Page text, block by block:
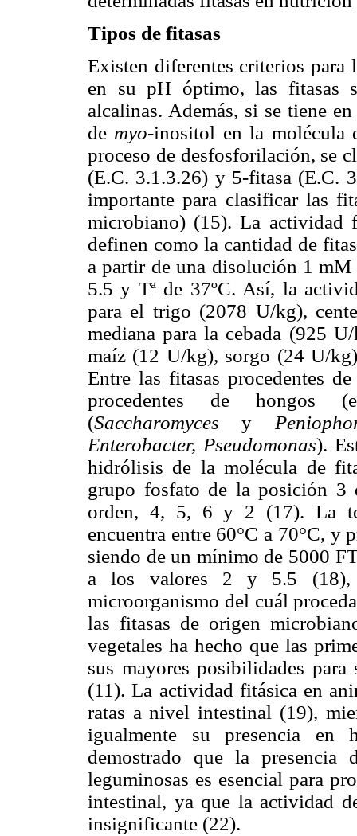
Tipos de fitasas
Existen diferentes criterios para
en su pH óptimo, las fitasas
alcalinas. Además, si se tiene
de myo-inositol en la molécula
proceso de desfosforilación, se
(E.C. 3.1.3.26) y 5-fitasa (E.C.
importante para clasificar las
microbiano) (15). La actividad
definen como la cantidad de
a partir de una disolución 1
5.5 y Tª de 37ºC. Así, la
para el trigo (2078 U/kg),
mediana para la cebada (925
maíz (12 U/kg), sorgo (24 U/
Entre las fitasas procedentes
procedentes de hongos
(Saccharomyces y
Enterobacter, Pseudomonas).
hidrólisis de la molécula de
grupo fosfato de la posición 3
orden, 4, 5, 6 y 2 (17). La
encuentra entre 60°C a 70°C, y
siendo de un mínimo de 5000
a los valores 2 y 5.5 (18),
microorganismo del cuál
las fitasas de origen
vegetales ha hecho que las
sus mayores posibilidades
(11). La actividad fitásica en
ratas a nivel intestinal (19),
igualmente su presencia en
demostrado que la presencia
leguminosas es esencial para
intestinal, ya que la actividad
insignificante (22).